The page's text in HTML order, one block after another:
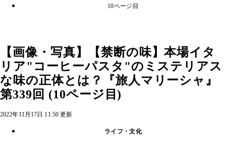
10ページ目
【画像・写真】【禁断の味】本場イタ
リア"コーヒーパスタ"のミステリアス
な味の正体とは？『旅人マリーシャ』
第339回 (10ページ目)
2022年11月17日 11:50 更新
ライフ・文化